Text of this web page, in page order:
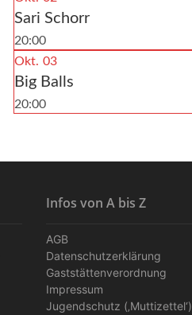
Sari Schorr
20:00
Okt. 03
Big Balls
20:00
Infos von A bis Z
AGB
Datenschutzerklärung
Gaststättenverordnung
Impressum
Jugendschutz (‚Muttizettel‘)